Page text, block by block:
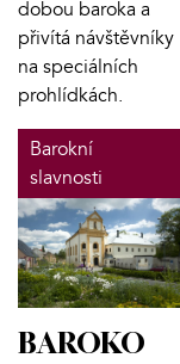
dobou baroka a
přivítá návštěvníky
na speciálních
prohlídkách.
Barokní
slavnosti
BAROKO